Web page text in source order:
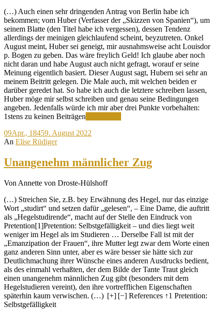
(…) Auch einen sehr dringenden Antrag von Berlin habe ich
bekommen; vom Huber (Verfasser der „Skizzen von Spanien“), um
seinem Blatte (den Titel habe ich vergessen), dessen Tendenz
allerdings der meinigen gleichlaufend scheint, beyzutreten. Onkel
August meint, Huber sei geneigt, mir ausnahmsweise acht Louisdor
p. Bogen zu geben. Das wäre freylich Geld! Ich glaube aber noch
nicht daran und habe August auch nicht gefragt, worauf er seine
Meinung eigentlich basiert. Dieser August sagt, Hubern sei sehr an
meinem Beitritt gelegen. Die Male auch, mit welchen beiden er
darüber geredet hat. So habe ich auch die letztere schreiben lassen,
Huber möge mir selbst schreiben und genau seine Bedingungen
angeben. Jedenfalls würde ich mir aber drei Punkte vorbehalten:
1stens zu keinen Beiträgen
09Apr., 18459. August 2022
An Elise Rüdiger
Unangenehm männlicher Zug
Von Annette von Droste-Hülshoff
(…) Streichen Sie, z.B. bey Erwähnung des Hegel, nur das einzige
Wort „studirt“ und setzen dafür „gelesen“, – Eine Dame, die auftritt
als „Hegelstudirende“, macht auf der Stelle den Eindruck von
Pretention[1]Pretention: Selbstgefälligkeit – und dies liegt weit
weniger im Hegel als im Studieren … Derselbe Fall ist mit der
„Emanzipation der Frauen“, ihre Mutter legt zwar dem Worte einen
ganz anderen Sinn unter, aber es wäre besser sie hätte sich zur
Deutlichmachung ihrer Wünsche eines anderen Ausdrucks bedient,
als des einmahl verhaßten, der dem Bilde der Tante Traut gleich
einen unangenehm männlichen Zug gibt (besonders mit dem
Hegelstudieren vereint), den ihre vortrefflichen Eigenschaften
späterhin kaum verwischen. (…) [+] [−] References ↑1 Pretention:
Selbstgefälligkeit